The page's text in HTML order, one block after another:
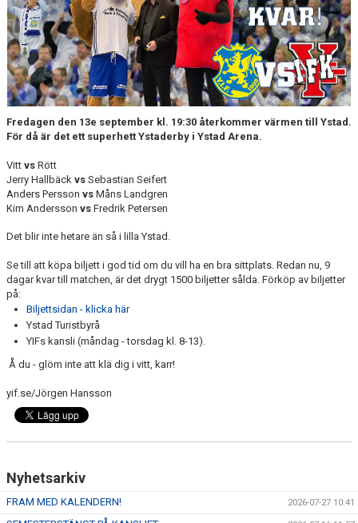
YIF:S NOSTALGOTEK
MEDLEMSKAP
Fredagen den 13e september kl. 19:30 återkommer värmen till Ystad.
För då är det ett superhett Ystaderby i Ystad Arena.
Vitt vs Rött
Jerry Hallbäck vs Sebastian Seifert
Anders Persson vs Måns Landgren
Kim Andersson vs Fredrik Petersen
Det blir inte hetare än så i lilla Ystad.
Se till att köpa biljett i god tid om du vill ha en bra sittplats. Redan nu, 9
dagar kvar till matchen, är det drygt 1500 biljetter sålda. Förköp av biljetter
på:
Biljettsidan - klicka här
Ystad Turistbyrå
YIFs kansli (måndag - torsdag kl. 8-13).
Å du - glöm inte att klä dig i vitt, karr!
yif.se/Jörgen Hansson
Nyhetsarkiv
FRAM MED KALENDERN! 2026-07-27 10:41